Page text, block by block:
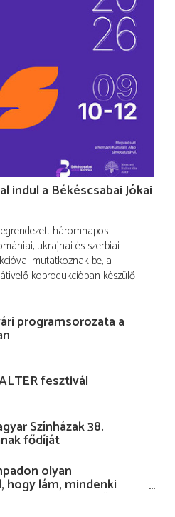
indul a Békéscsabai Jókai
háromnapos
ukrajnai és szerbiai
mutatkoznak be, a
koprodukcióban készülő
programsorozata a
fesztivál
Színházak 38.
fődíját
olyan
hogy lám, mindenki
magammal…”